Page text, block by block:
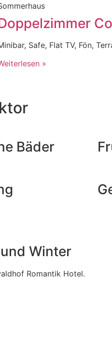
Safe, Flat TV, Fön,
»
Bäder
Winter
Romantik Hotel.